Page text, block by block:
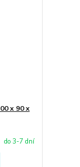
x 90 x
do 3-7 dní